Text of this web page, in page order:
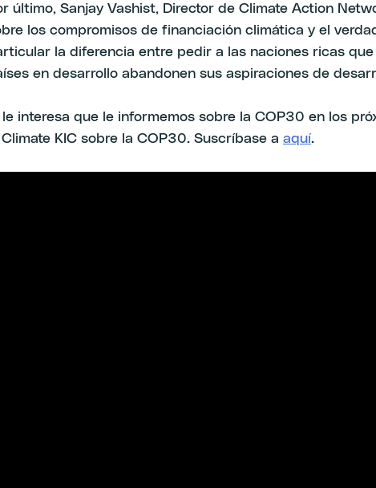
último, Sanjay Vashist, Director de Climate Action
los compromisos de financiación climática y el
la diferencia entre pedir a las naciones ricas
en desarrollo abandonen sus aspiraciones de
le interesa que le informemos sobre la COP30 en los
KIC sobre la COP30. Suscríbase a aquí.